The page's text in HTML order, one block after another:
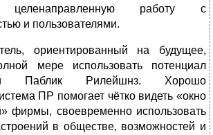
целенаправленную работу с
и пользователями.
ориентированный на будущее,
мере использовать потенциал
Паблик Рилейшнз. Хорошо
ПР помогает чётко видеть «окно
фирмы, своевременно использовать
в обществе, возможностей и